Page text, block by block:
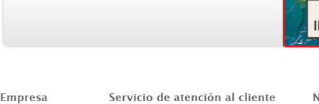
Empresa Servicio de atención al cliente